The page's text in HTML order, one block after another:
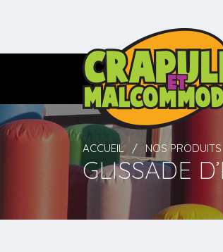
ACCUEIL NOS PRODUITS
GLISSADE